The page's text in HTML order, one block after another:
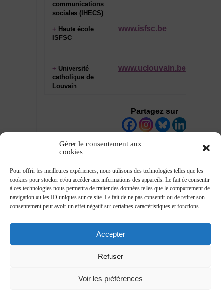
Gérer le consentement aux
cookies
Pour offrir les meilleures expériences, nous utilisons des technologies telles que les
cookies pour stocker et/ou accéder aux informations des appareils. Le fait de consentir
à ces technologies nous permettra de traiter des données telles que le comportement de
navigation ou les ID uniques sur ce site. Le fait de ne pas consentir ou de retirer son
consentement peut avoir un effet négatif sur certaines caractéristiques et fonctions.
Accepter
Refuser
Voir les préférences
communications
sociales (IHECS)
+ Haute école
ISFSC
www.isfsc.be
+ Université
catholique de
Louvain
www.uclouvain.be
Partagez sur